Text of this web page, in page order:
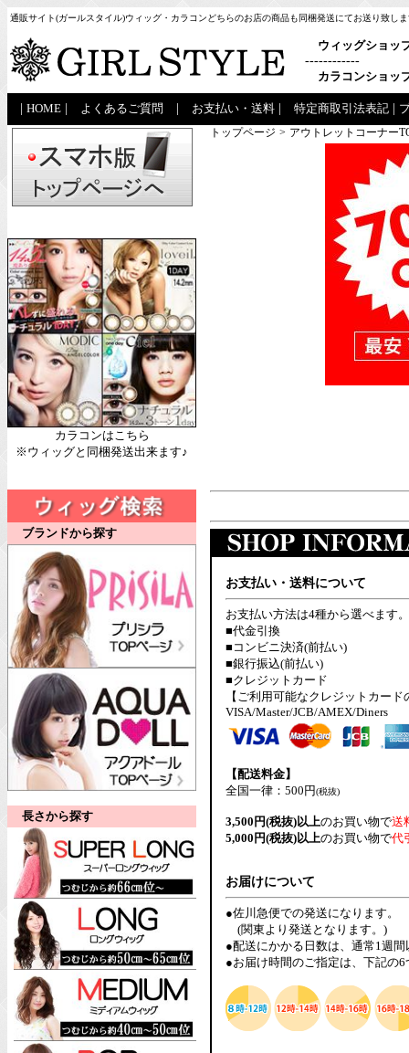
通販サイト(ガールスタイル)ウィッグ・カラコンどちらのお店の商品も同梱発送にてお送り致し
ウィッグショッ
------------
カラコンショッ
HOME よくあるご質問 お支払い・送料 特定商取引法表記
カラコンはこちら
※ウィッグと同梱発送出来ます♪
ブランドから探す
長さから探す
トップページ > アウトレットコーナー
お支払い・送料について
お支払い方法は4種から選べます。
■代金引換
■コンビニ決済(前払い)
■銀行振込(前払い)
■クレジットカード
【ご利用可能なクレジットカード
VISA/Master/JCB/AMEX/Diners
【配送料金】
全国一律：500円(税抜)
3,500円(税抜)以上のお買い物で送
5,000円(税抜)以上のお買い物で代
お届けについて
●佐川急便での発送になります。
(関東より発送となります。)
●配送にかかる日数は、通常1週
●お届け時間のご指定は、下記の